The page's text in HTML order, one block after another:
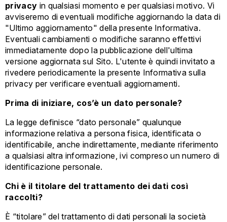
privacy in qualsiasi momento e per qualsiasi motivo. Vi
avviseremo di eventuali modifiche aggiornando la data di
"Ultimo aggiornamento" della presente Informativa.
Eventuali cambiamenti o modifiche saranno effettivi
immediatamente dopo la pubblicazione dell'ultima
versione aggiornata sul Sito. L'utente è quindi invitato a
rivedere periodicamente la presente Informativa sulla
privacy per verificare eventuali aggiornamenti.
Prima di iniziare, cos’è un dato personale?
La legge definisce “dato personale” qualunque
informazione relativa a persona fisica, identificata o
identificabile, anche indirettamente, mediante riferimento
a qualsiasi altra informazione, ivi compreso un numero di
identificazione personale.
Chi è il titolare del trattamento dei dati così
raccolti?
È “titolare” del trattamento di dati personali la società